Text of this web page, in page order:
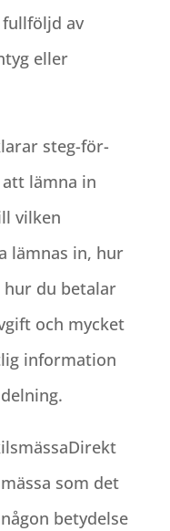
fullföljd av
eller
steg-för-
lämna in
vilken
lämnas in, hur
hur du betalar
och mycket
information
som det
betydelse